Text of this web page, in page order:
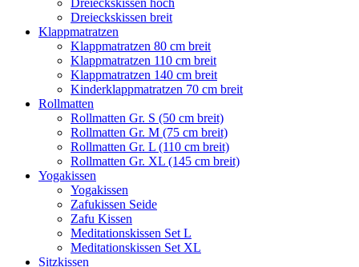
Dreieckskissen hoch
Dreieckskissen breit
Klappmatratzen
Klappmatratzen 80 cm breit
Klappmatratzen 110 cm breit
Klappmatratzen 140 cm breit
Kinderklappmatratzen 70 cm breit
Rollmatten
Rollmatten Gr. S (50 cm breit)
Rollmatten Gr. M (75 cm breit)
Rollmatten Gr. L (110 cm breit)
Rollmatten Gr. XL (145 cm breit)
Yogakissen
Yogakissen
Zafukissen Seide
Zafu Kissen
Meditationskissen Set L
Meditationskissen Set XL
Sitzkissen